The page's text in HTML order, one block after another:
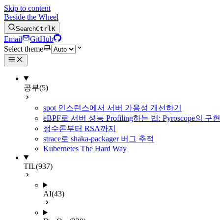
Skip to content
Beside the Wheel
SearchCtrlK
Email
GitHub
Select theme
공부(5)
spot 인스턴스에서 서버 가용성 개선하기
eBPF로 서버 성능 Profiling하는 법: Pyroscope의 구
정수론부터 RSA까지
strace로 shaka-packager 버그 추적
Kubernetes The Hard Way
TIL(937)
AI(43)